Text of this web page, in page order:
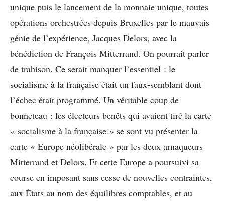
unique puis le lancement de la monnaie unique, toutes
opérations orchestrées depuis Bruxelles par le mauvais
génie de l’expérience, Jacques Delors, avec la
bénédiction de François Mitterrand. On pourrait parler
de trahison. Ce serait manquer l’essentiel : le
socialisme à la française était un faux-semblant dont
l’échec était programmé. Un véritable coup de
bonneteau : les électeurs benêts qui avaient tiré la carte
« socialisme à la française » se sont vu présenter la
carte « Europe néolibérale » par les deux arnaqueurs
Mitterrand et Delors. Et cette Europe a poursuivi sa
course en imposant sans cesse de nouvelles contraintes,
aux États au nom des équilibres comptables, et au